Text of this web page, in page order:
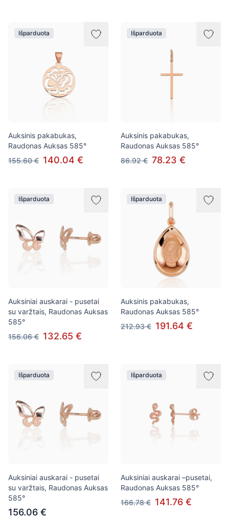
Išparduota
Auksinis pakabukas,
Raudonas Auksas 585°
155.60 € 140.04 €
Išparduota
Auksinis pakabukas,
Raudonas Auksas 585°
86.92 € 78.23 €
Išparduota
Auksiniai auskarai - pusetai
su varžtais, Raudonas Auksas
585°
156.06 € 132.65 €
Išparduota
Auksinis pakabukas,
Raudonas Auksas 585°
212.93 € 191.64 €
Išparduota
Auksiniai auskarai - pusetai
su varžtais, Raudonas Auksas
585°
156.06 €
Išparduota
Auksiniai auskarai –pusetai,
Raudonas Auksas 585°
166.78 € 141.76 €